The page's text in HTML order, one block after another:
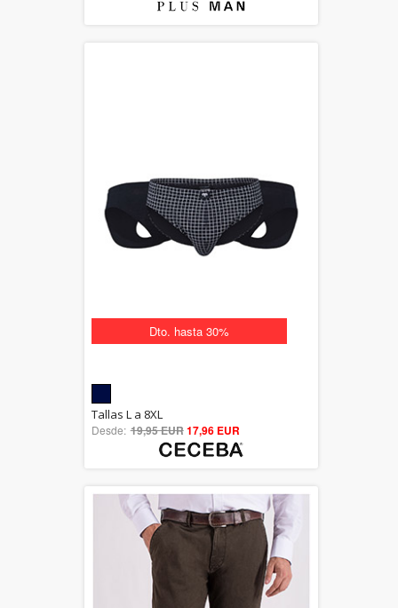
Dto. hasta 30%
out of 5
Tallas L a 8XL
Desde: 19,95 EUR17,96 EUR